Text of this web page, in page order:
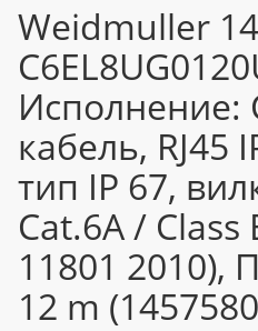
Weidmuller
Исполнение:
кабель, RJ45
тип IP 67,
Cat.6A / Class
11801 2010),
12 m